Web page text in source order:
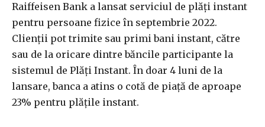
Raiffeisen Bank a lansat serviciul de plăţi instant
pentru persoane fizice în septembrie 2022.
Clienţii pot trimite sau primi bani instant, către
sau de la oricare dintre băncile participante la
sistemul de Plăţi Instant. În doar 4 luni de la
lansare, banca a atins o cotă de piaţă de aproape
23% pentru plăţile instant.